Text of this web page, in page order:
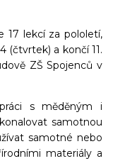
17 lekcí za pololetí,
(čtvrtek) a končí 11.
ZŠ Spojenců v
s měděným i
samotnou
samotné nebo
materiály a